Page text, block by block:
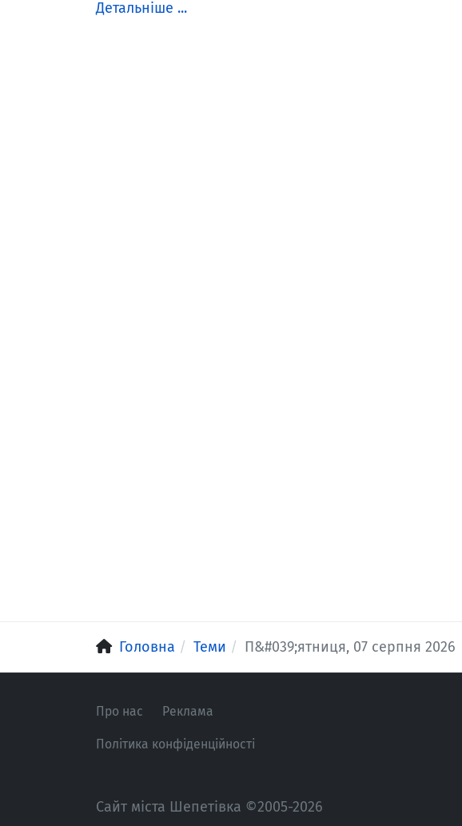
Детальніше ...
Головна Теми П&#039;ятниця, 07 серпня 2026
Про нас Реклама
Політика конфіденційності
Сайт міста Шепетівка ©2005-2026